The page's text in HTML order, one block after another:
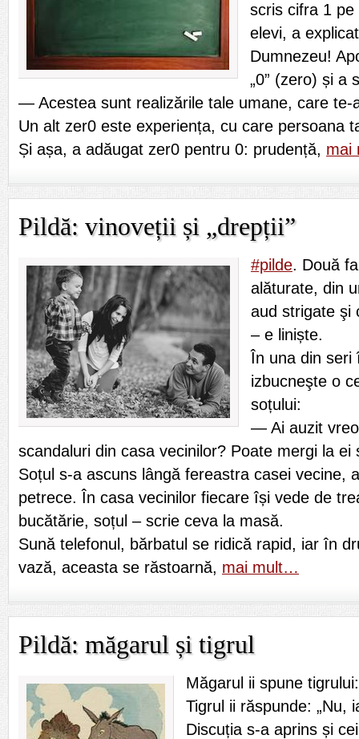
scris cifra 1
elevi, a
Dumnezeu!
„0” (zero) și a
— Acestea sunt realizările tale umane, care te-
Un alt zer0 este experiența, cu care persoana
Și așa, a adăugat zer0 pentru 0: prudență, mai
Pildă: vinoveții și „drepții”
#pilde. Două
alăturate, din
aud strigate şi
– e liniște.
În una din seri
izbucneşte o
soțului:
— Ai auzit
scandaluri din casa vecinilor? Poate mergi la ei
Soțul s-a ascuns lângă fereastra casei vecine,
petrece. În casa vecinilor fiecare își vede de
bucătărie, soțul – scrie ceva la masă.
Sună telefonul, bărbatul se ridică rapid, iar în
vază, aceasta se răstoarnă, mai mult…
Pildă: măgarul și tigrul
Măgarul ii spune
Tigrul ii răspunde: „Nu,
Discuția s-a aprins și